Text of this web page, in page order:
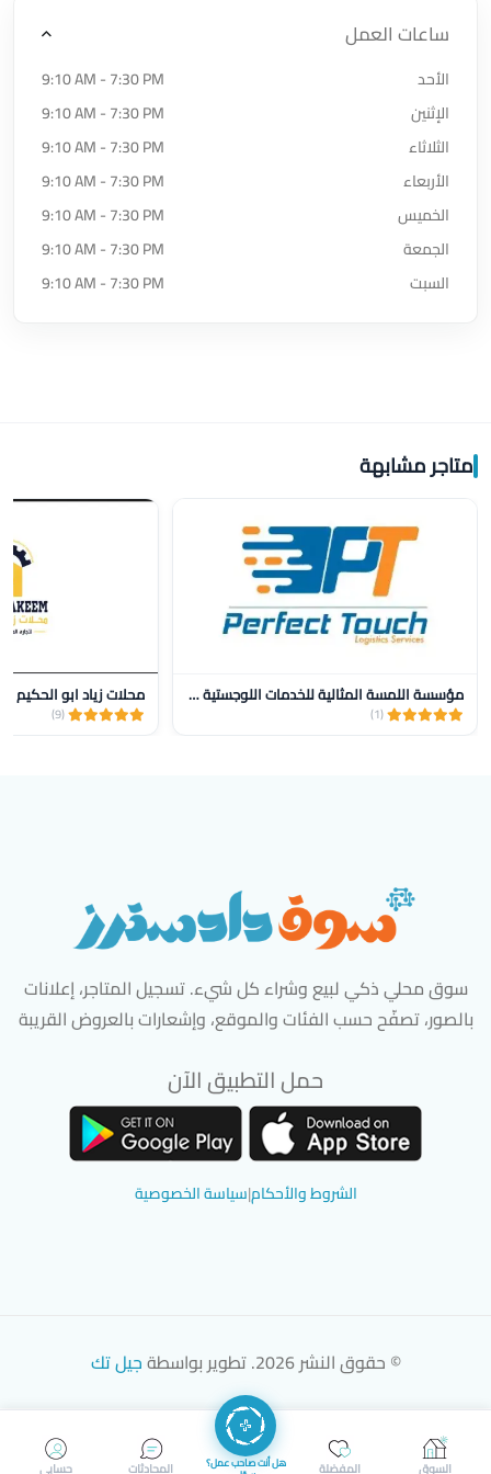
ساعات العمل
الأحد
9:10 AM - 7:30 PM
الإثنين
9:10 AM - 7:30 PM
الثلاثاء
9:10 AM - 7:30 PM
الأربعاء
9:10 AM - 7:30 PM
الخميس
9:10 AM - 7:30 PM
الجمعة
9:10 AM - 7:30 PM
السبت
9:10 AM - 7:30 PM
متاجر مشابهة
مؤسسة اللمسة المثالية للخدمات اللوجستية للنقل
(1)
محلات زياد ابو الحكيم
(9)
سوق محلي ذكي لبيع وشراء كل شيء. تسجيل المتاجر، إعلانات
بالصور، تصفّح حسب الفئات والموقع، وإشعارات بالعروض القريبة
حمل التطبيق الآن
الشروط والأحكام|سياسة الخصوصية
© حقوق النشر 2026. تطوير بواسطة جيل تك
حسابي المحادثات هل أنت صاحب عمل؟ المفضلة السوق